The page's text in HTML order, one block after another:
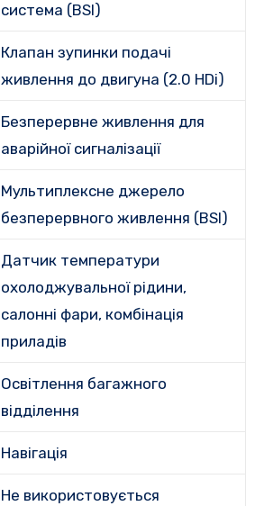
система (BSI)
Клапан зупинки подачі
живлення до двигуна (2.0 HDi)
Безперервне живлення для
аварійної сигналізації
Мультиплексне джерело
безперервного живлення (BSI)
Датчик температури
охолоджувальної рідини,
салонні фари, комбінація
приладів
Освітлення багажного
відділення
Навігація
Не використовується